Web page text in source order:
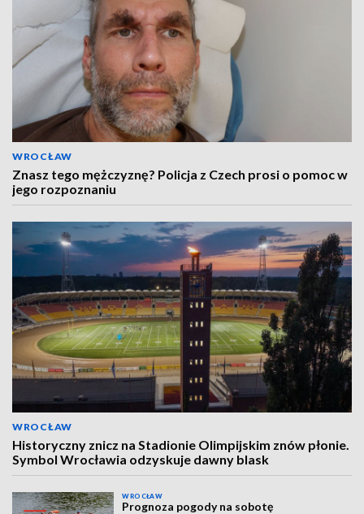
WROCŁAW
Znasz tego mężczyznę? Policja z Czech prosi o pomoc w
jego rozpoznaniu
WROCŁAW
Historyczny znicz na Stadionie Olimpijskim znów płonie.
Symbol Wrocławia odzyskuje dawny blask
WROCŁAW
Prognoza pogody na sobotę